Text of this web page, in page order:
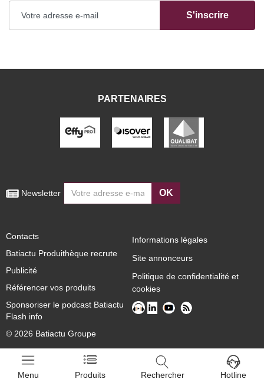
Menu Produits Rechercher Hotline
S'inscrire
PARTENAIRES
Newsletter OK
Contacts
Batiactu Produithèque recrute
Publicité
Référencer vos produits
Sponsoriser le podcast Batiactu
Flash info
© 2026 Batiactu Groupe
Informations légales
Site annonceurs
Politique de confidentialité et
cookies